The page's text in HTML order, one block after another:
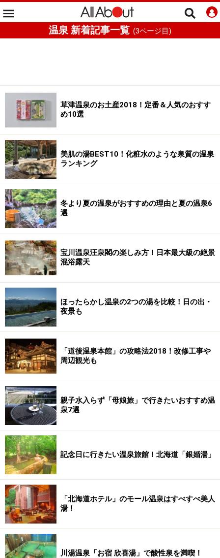
温泉 新着記事一覧 (3ページ目)
草津温泉のお土産2018！定番＆人気のおすす
め10選
美肌の湯BEST10！化粧水のような泉質の温泉
ランキング
冬より夏の温泉がおすすめの理由と夏の温泉6
選
宝川温泉汪泉閣の楽しみ方！日本最大級の絶景
混浴露天
ほったらかし温泉の2つの湯を比較！日の出・
夜景も
「道後温泉本館」の攻略法2018！改修工事や
周辺観光も
親子水入らず「母娘旅」で行きたいおすすめ温
泉7選
記念日に行きたい温泉旅館！北海道「銀婚湯」
「北海道ホテル」のモール温泉はすべすべ美人
湯！
川湯温泉「お宿 欣喜湯」で酸性泉を満喫！